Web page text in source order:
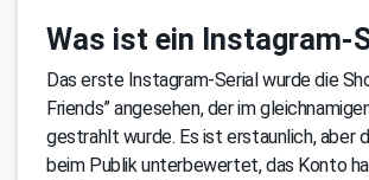
Was ist ein Instagram-
Das erste Instagram-Serial wurde die
Friends” angesehen, der im
gestrahlt wurde. Es ist erstaunlich, aber
beim Publik unterbewertet, das Konto